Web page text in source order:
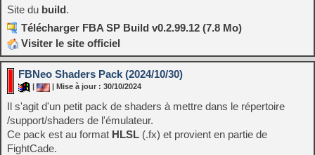
Site du build.
Télécharger FBA SP Build v0.2.99.12 (7.8 Mo)
Visiter le site officiel
FBNeo Shaders Pack (2024/10/30)
| Mise à jour : 30/10/2024
Il s'agit d'un petit pack de shaders à mettre dans le répertoire
/support/shaders de l'émulateur.
Ce pack est au format HLSL (.fx) et provient en partie de
FightCade.